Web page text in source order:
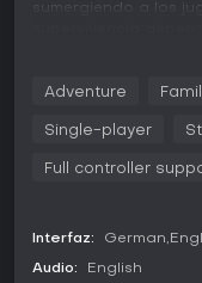
sumergiendo a los
En The Walking
mecánicas point-
sencillos para
cronometradas con
de acción intensa,
Adventure
Single-player
Full controller
Interfaz: German
Audio: English